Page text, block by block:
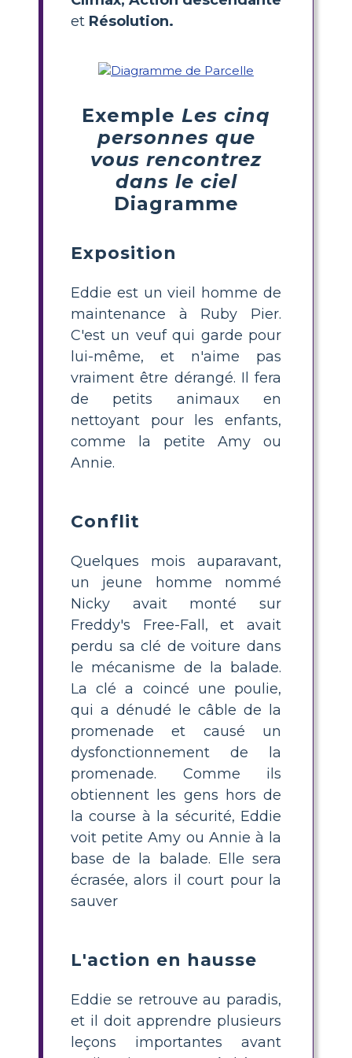
et Résolution.
Exemple Les cinq
personnes que
vous rencontrez
dans le ciel
Diagramme
Exposition
Eddie est un vieil homme de
maintenance à Ruby Pier.
C'est un veuf qui garde pour
lui-même, et n'aime pas
vraiment être dérangé. Il fera
de petits animaux en
nettoyant pour les enfants,
comme la petite Amy ou
Annie.
Conflit
Quelques mois auparavant,
un jeune homme nommé
Nicky avait monté sur
Freddy's Free-Fall, et avait
perdu sa clé de voiture dans
le mécanisme de la balade.
La clé a coincé une poulie,
qui a dénudé le câble de la
promenade et causé un
dysfonctionnement de la
promenade. Comme ils
obtiennent les gens hors de
la course à la sécurité, Eddie
voit petite Amy ou Annie à la
base de la balade. Elle sera
écrasée, alors il court pour la
sauver
L'action en hausse
Eddie se retrouve au paradis,
et il doit apprendre plusieurs
leçons importantes avant